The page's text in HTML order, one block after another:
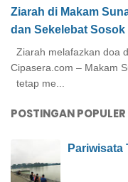
Ziarah di Makam
dan Sekelebat
Ziarah melafazkan doa
Cipasera.com –
tetap me...
POSTINGAN POPULER
Pariwisata